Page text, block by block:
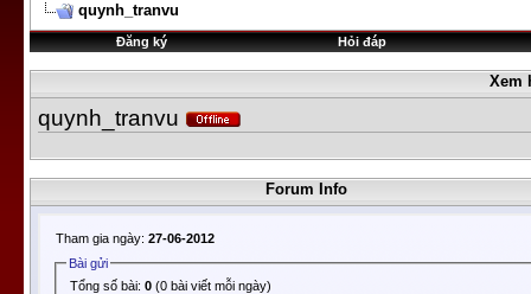
quynh_tranvu
Đăng ký Hỏi đáp
Xem
quynh_tranvu
Forum Info
Tham gia ngày: 27-06-2012
Bài gửi
Tổng số bài:0 (0 bài viết mỗi ngày)